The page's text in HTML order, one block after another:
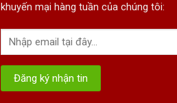
khuyến mại hàng tuần của chúng tôi: